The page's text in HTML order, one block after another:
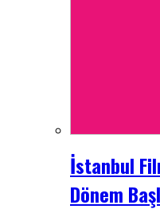
İstanbul
Dönem